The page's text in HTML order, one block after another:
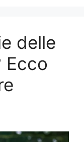
delle
Ecco